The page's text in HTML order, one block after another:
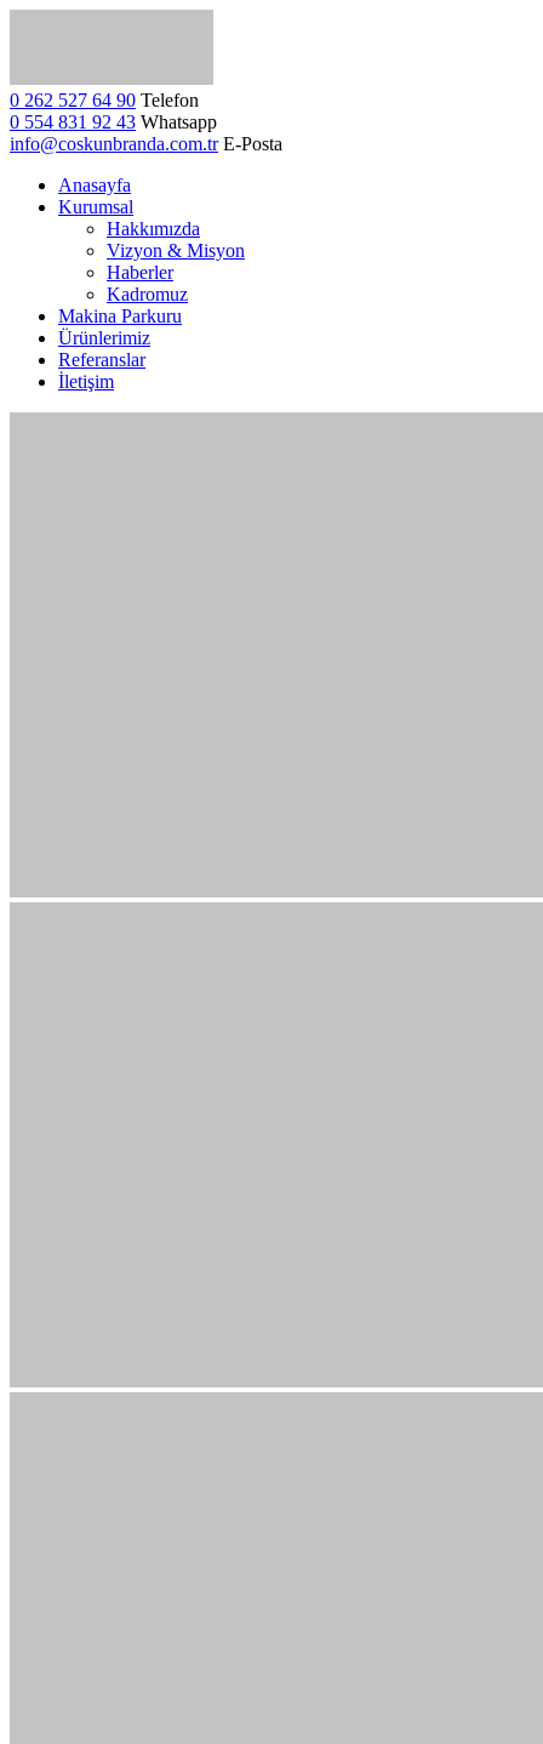
0 262 527 64 90 Telefon
0 554 831 92 43 Whatsapp
info@coskunbranda.com.tr E-Posta
Anasayfa
Kurumsal
Hakkımızda
Vizyon & Misyon
Haberler
Kadromuz
Makina Parkuru
Ürünlerimiz
Referanslar
İletişim